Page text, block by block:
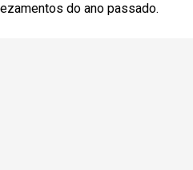
do ano passado.